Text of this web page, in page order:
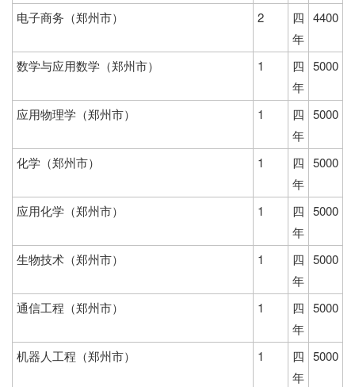
电子商务（郑州市） 2
四
年
4400
数学与应用数学（郑州市） 1
四
年
5000
应用物理学（郑州市） 1
四
年
5000
化学（郑州市） 1
四
年
5000
应用化学（郑州市） 1
四
年
5000
生物技术（郑州市） 1
四
年
5000
通信工程（郑州市） 1
四
年
5000
机器人工程（郑州市） 1
四
年
5000